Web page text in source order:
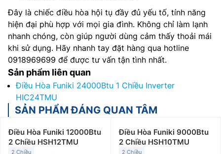
Đây là chiếc điều hòa hội tụ đầy đủ yếu tố, tính năng
hiện đại phù hợp với mọi gia đình. Không chỉ làm lạnh
nhanh chóng, còn giúp người dùng cảm thấy thoải mái
khi sử dụng. Hãy nhanh tay đặt hàng qua hotline
0918969699 để được tư vấn tận tình nhất.
Sản phẩm liên quan
Điều Hòa Funiki 24000Btu 1 Chiều Inverter
HIC24TMU
SẢN PHẨM ĐÁNG QUAN TÂM
Điều Hòa Funiki 12000Btu
2 Chiều HSH12TMU
2 Chiều
Điều Hòa Funiki 9000Btu
2 Chiều HSH10TMU
2 Chiều